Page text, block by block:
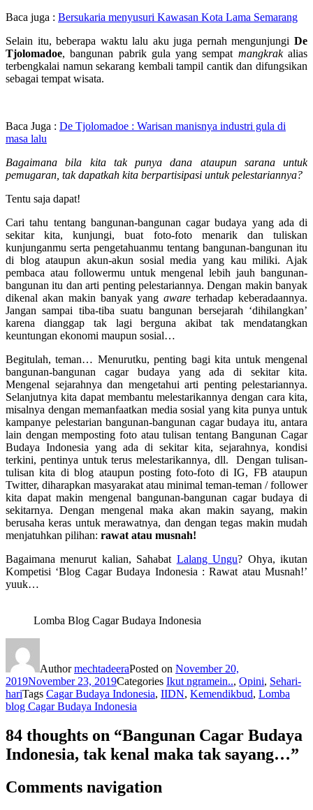
Baca juga : Bersukaria menyusuri Kawasan Kota Lama Semarang
Selain itu, beberapa waktu lalu aku juga pernah mengunjungi De
Tjolomadoe, bangunan pabrik gula yang sempat mangkrakalias
terbengkalai namun sekarang kembali tampil cantik dan difungsikan
sebagai tempat wisata.
Baca Juga : De Tjolomadoe : Warisan manisnya industri gula di
masa lalu
Bagaimana bila kita tak punya dana ataupun sarana untuk
pemugaran, tak dapatkah kita berpartisipasi untuk pelestariannya?
Tentu saja dapat!
Cari tahu tentang bangunan-bangunan cagar budaya yang ada di
sekitar kita, kunjungi, buat foto-foto menarik dan tuliskan
kunjunganmu serta pengetahuanmu tentang bangunan-bangunan itu
di blog ataupun akun-akun sosial media yang kau miliki. Ajak
pembaca atau followermu untuk mengenal lebih jauh bangunan-
bangunan itu dan arti penting pelestariannya. Dengan makin banyak
dikenal akan makin banyak yangaware terhadap keberadaannya.
Jangan sampai tiba-tiba suatu bangunan bersejarah ‘dihilangkan’
karena dianggap tak lagi berguna akibat tak mendatangkan
keuntungan ekonomi maupun sosial…
Begitulah, teman… Menurutku, penting bagi kita untuk mengenal
bangunan-bangunan cagar budaya yang ada di sekitar kita.
Mengenal sejarahnya dan mengetahui arti penting pelestariannya.
Selanjutnya kita dapat membantu melestarikannya dengan cara kita,
misalnya dengan memanfaatkan media sosial yang kita punya untuk
kampanye pelestarian bangunan-bangunan cagar budaya itu, antara
lain dengan memposting foto atau tulisan tentang Bangunan Cagar
Budaya Indonesia yang ada di sekitar kita, sejarahnya, kondisi
terkini, pentinya untuk terus melestarikannya, dll. Dengan tulisan-
tulisan kita di blog ataupun posting foto-foto di IG, FB ataupun
Twitter, diharapkan masyarakat atau minimal teman-teman / follower
kita dapat makin mengenal bangunan-bangunan cagar budaya di
sekitarnya. Dengan mengenal maka akan makin sayang, makin
berusaha keras untuk merawatnya, dan dengan tegas makin mudah
menjatuhkan pilihan: rawat atau musnah!
Bagaimana menurut kalian, Sahabat Lalang Ungu? Ohya, ikutan
Kompetisi ‘Blog Cagar Budaya Indonesia : Rawat atau Musnah!’
yuuk…
Lomba Blog Cagar Budaya Indonesia
AuthormechtadeeraPosted on November 20,
2019November 23, 2019Categories Ikut ngramein.., Opini, Sehari-
hariTags Cagar Budaya Indonesia, IIDN, Kemendikbud, Lomba
blog Cagar Budaya Indonesia
84 thoughts on “Bangunan Cagar Budaya
Indonesia, tak kenal maka tak sayang…”
Comments navigation